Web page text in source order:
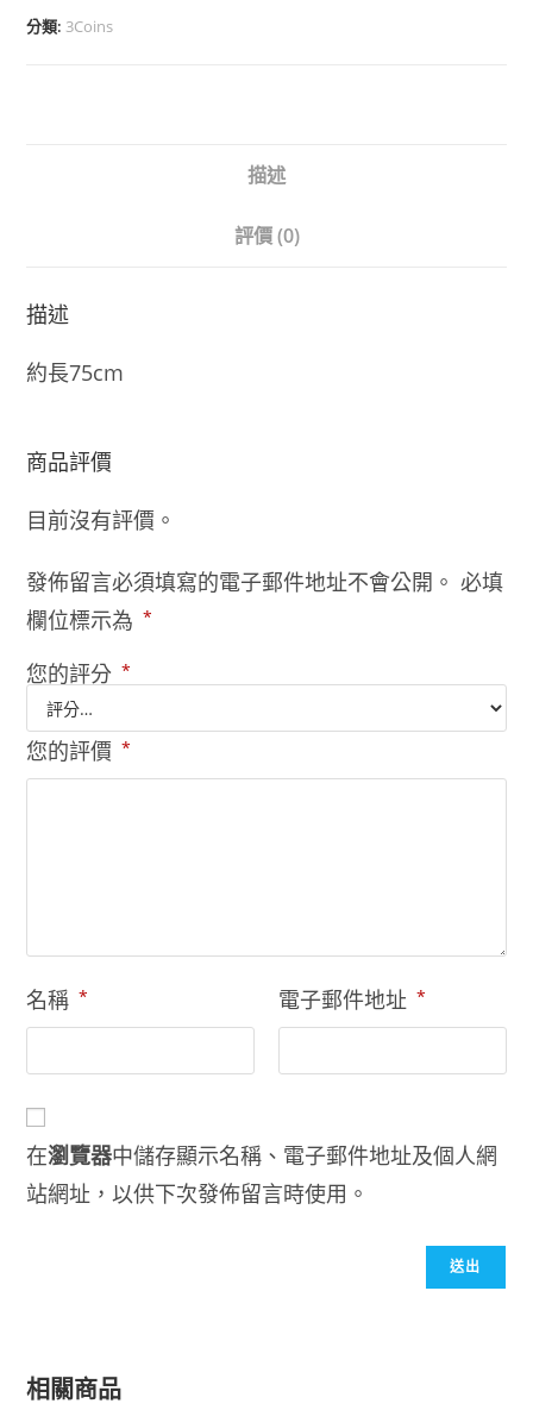
分類: 3Coins
描述
評價 (0)
描述
約長75cm
商品評價
目前沒有評價。
發佈留言必須填寫的電子郵件地址不會公開。 必填
欄位標示為 *
您的評分 *
您的評價 *
名稱 * 電子郵件地址 *
在瀏覽器中儲存顯示名稱、電子郵件地址及個人網
站網址，以供下次發佈留言時使用。
相關商品